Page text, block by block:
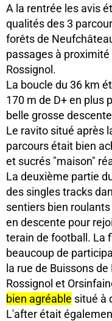
A la rentrée les avis
qualités des 3
forêts de
passages à
Rossignol.
La boucle du 36 km
170 m de D+ en plus
belle grosse
Le ravito situé après
parcours était bien
et sucrés "maison"
La deuxième partie
des singles tracks
sentiers bien
en descente pour
terain de football. La
beaucoup de
la rue de Buissons
Rossignol et
bien agréable situé à
L'after était